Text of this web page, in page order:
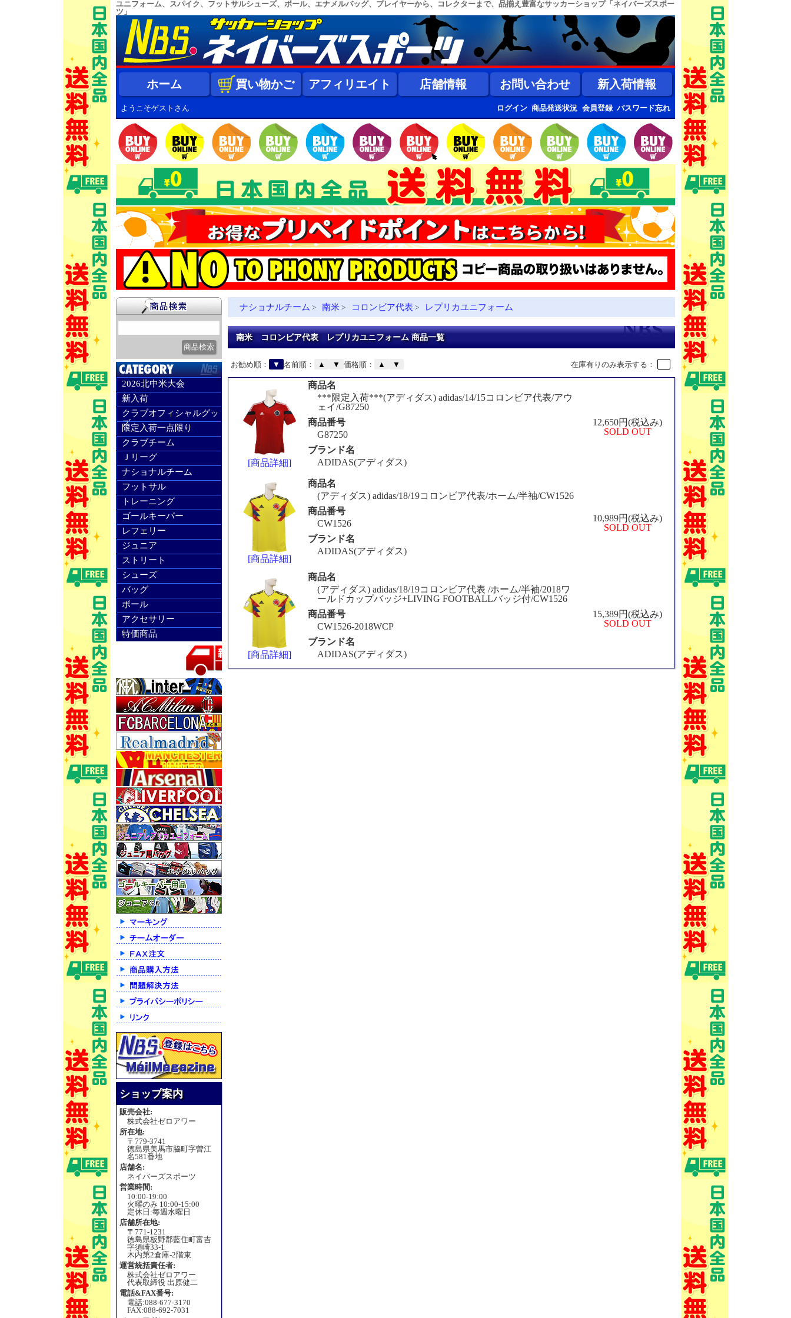
ユニフォーム、スパイク、フットサルシューズ、ボール、エナメルバッグ、プレイヤーから、コレクターまで、品揃え豊富なサッカーショップ「ネイバーズスポー
ツ」
ホーム 買い物かご アフィリエイト 店舗情報 お問い合わせ 新入荷情報
ようこそゲストさん ログイン 商品発送状況 会員登録 パスワード忘れ
2026北中米大会
新入荷
クラブオフィシャルグッ
ズ
限定入荷一点限り
クラブチーム
Ｊリーグ
ナショナルチーム
フットサル
トレーニング
ゴールキーパー
レフェリー
ジュニア
ストリート
シューズ
バッグ
ボール
アクセサリー
特価商品
ショップ案内
販売会社:
株式会社ゼロアワー
所在地:
〒779-3741
徳島県美馬市脇町字曽江
名581番地
店舗名:
ネイバーズスポーツ
営業時間:
10:00-19:00
火曜のみ 10:00-15:00
定休日:毎週水曜日
店舗所在地:
〒771-1231
徳島県板野郡藍住町富吉
字須崎33-1
木内第2倉庫-2階東
運営統括責任者:
株式会社ゼロアワー
代表取締役 出原健二
電話&FAX番号:
電話:088-677-3170
FAX:088-692-7031
ナショナルチーム > 南米 > コロンビア代表 > レプリカユニフォーム
南米 コロンビア代表 レプリカユニフォーム 商品一覧
お勧め順： ▼ 名前順： ▲ ▼ 価格順： ▲ ▼ 在庫有りのみ表示する：
[商品詳細]
商品名
***限定入荷***(アディダス) adidas/14/15コロンビア代表/アウ
ェイ/G87250
商品番号
G87250
ブランド名
ADIDAS(アディダス)
12,650円(税込み)
SOLD OUT
[商品詳細]
商品名
(アディダス) adidas/18/19コロンビア代表/ホーム/半袖/CW1526
商品番号
CW1526
ブランド名
ADIDAS(アディダス)
10,989円(税込み)
SOLD OUT
[商品詳細]
商品名
(アディダス) adidas/18/19コロンビア代表 /ホーム/半袖/2018ワ
ールドカップバッジ+LIVING FOOTBALLバッジ付/CW1526
商品番号
CW1526-2018WCP
ブランド名
ADIDAS(アディダス)
15,389円(税込み)
SOLD OUT